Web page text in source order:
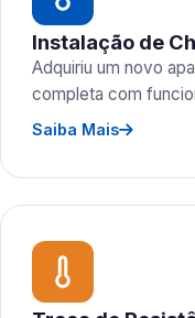
Instalação de
Adquiriu um novo
completa com
Saiba Mais